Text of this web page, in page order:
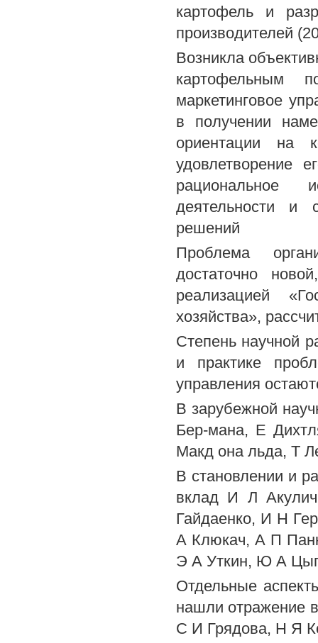
картофель и
производителей
Возникла
картофельным
маркетинговое
в получении
ориентации на
удовлетворение
рациональное
деятельности и
решений
Проблема
достаточно
реализацией
хозяйства»,
Степень научной
и практике
управления
В зарубежной
Бер-мана, Е
Макд она льда, Т
В становлении и
вклад И Л
Гайдаенко, И Н
А Клюкач, А П
Э А Уткин, Ю А
Отдельные
нашли отражение
С И Грядова, Н Я